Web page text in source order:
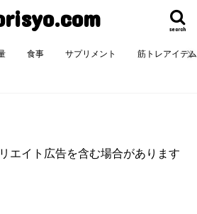
search
食事 サプリメント 筋トレアイテム
エイト広告を含む場合があります